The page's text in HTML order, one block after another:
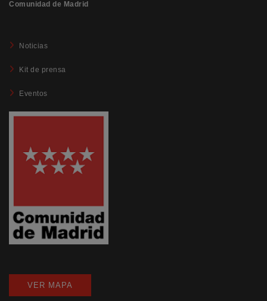
Comunidad de Madrid
Noticias
Kit de prensa
Eventos
VER MAPA